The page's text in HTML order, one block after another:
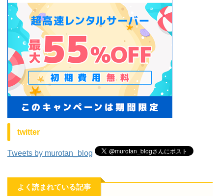
twitter
Tweets by murotan_blog
よく読まれている記事